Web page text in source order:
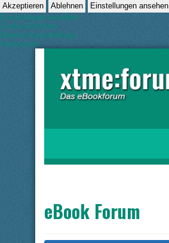
Akzeptieren
Ablehnen Einstellungen ansehen
Einstellungen ansehen
Cookie-Richtlinie
Datenschutzerklärung
Impressum
eBook Forum